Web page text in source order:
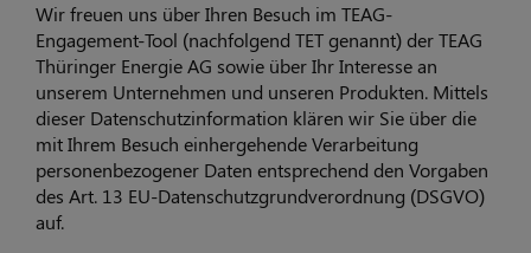
Wir freuen uns über Ihren Besuch im TEAG-
Engagement-Tool (nachfolgend TET genannt) der TEAG
Thüringer Energie AG sowie über Ihr Interesse an
unserem Unternehmen und unseren Produkten. Mittels
dieser Datenschutzinformation klären wir Sie über die
mit Ihrem Besuch einhergehende Verarbeitung
personenbezogener Daten entsprechend den Vorgaben
des Art. 13 EU-Datenschutzgrundverordnung (DSGVO)
auf.